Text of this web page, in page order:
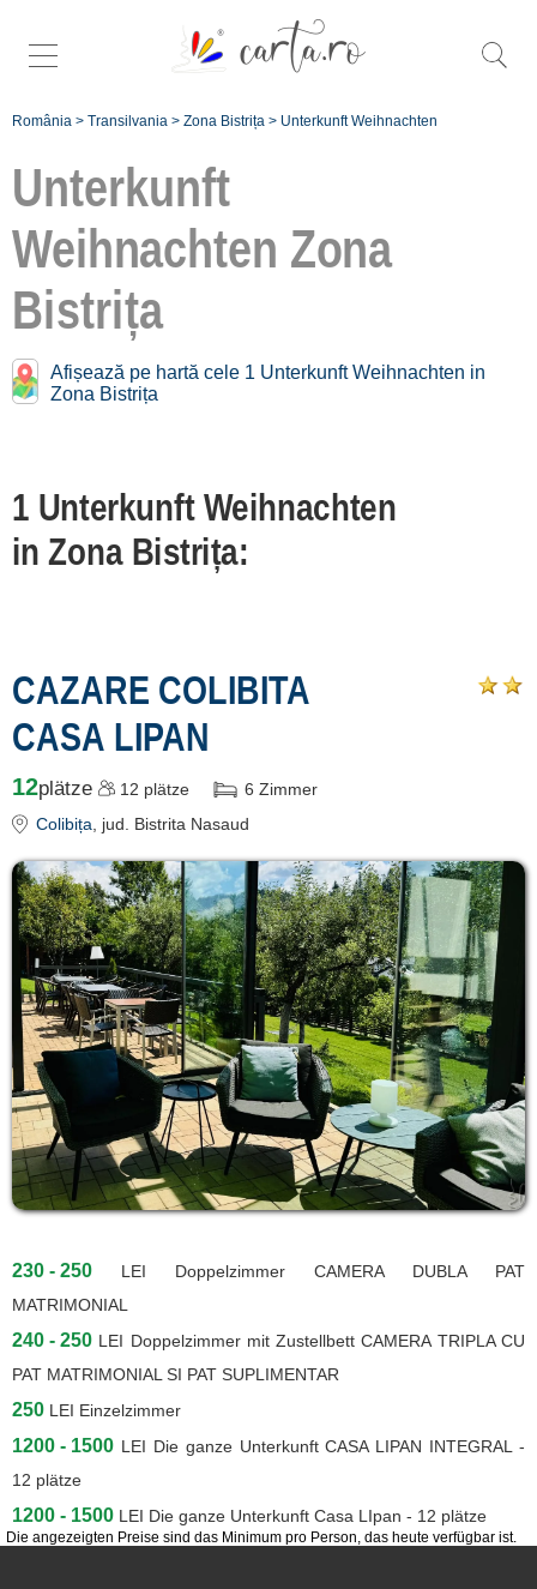
România > Transilvania > Zona Bistrița > Unterkunft Weihnachten
Unterkunft
Weihnachten Zona
Bistrița
Afișează pe hartă cele 1 Unterkunft Weihnachten in
Zona Bistrița
Die angezeigten Preise sind das Minimum pro Person, das heute verfügbar ist.
1 Unterkunft Weihnachten
in Zona Bistrița:
CAZARE COLIBITA
CASA LIPAN
12plätze 12 plätze 6 Zimmer
Colibița , jud. Bistrita Nasaud
230 - 250 LEI
Doppelzimmer CAMERA DUBLA PAT
MATRIMONIAL
240 - 250 LEI Doppelzimmer mit Zustellbett CAMERA TRIPLA CU
PAT MATRIMONIAL SI PAT SUPLIMENTAR
250 LEI Einzelzimmer
1200 - 1500 LEI Die ganze Unterkunft CASA LIPAN INTEGRAL -
12 plätze
1200 - 1500 LEI Die ganze Unterkunft Casa LIpan - 12 plätze
Mehr bestimmten
weihnachten in
Zona Bistrița:
Pasul Tihuța [1]
cazare
condiții
contact